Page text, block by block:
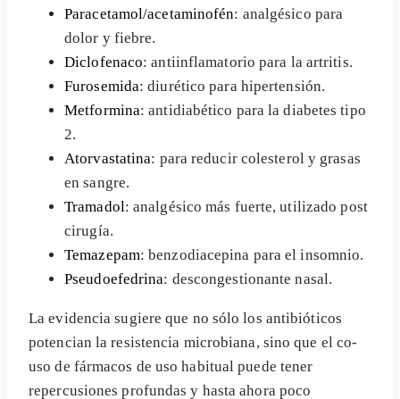
Paracetamol/acetaminofén: analgésico para
dolor y fiebre.
Diclofenaco: antiinflamatorio para la artritis.
Furosemida: diurético para hipertensión.
Metformina: antidiabético para la diabetes tipo
2.
Atorvastatina: para reducir colesterol y grasas
en sangre.
Tramadol: analgésico más fuerte, utilizado post
cirugía.
Temazepam: benzodiacepina para el insomnio.
Pseudoefedrina: descongestionante nasal.
La evidencia sugiere que no sólo los antibióticos
potencian la resistencia microbiana, sino que el co-
uso de fármacos de uso habitual puede tener
repercusiones profundas y hasta ahora poco